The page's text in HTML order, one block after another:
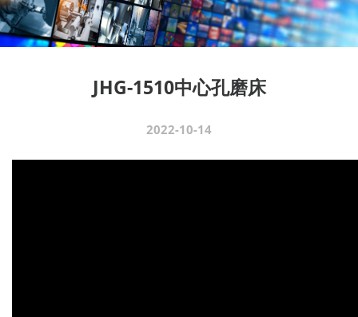
JHG-1510中心孔磨床
2022-10-14